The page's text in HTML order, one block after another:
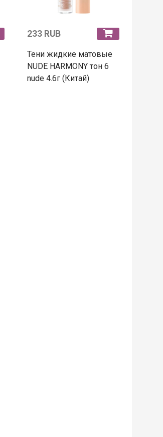
233 RUB
Тени жидкие матовые
NUDE HARMONY тон 6
nude 4.6г (Китай)